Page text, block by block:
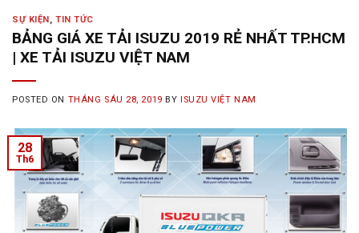
SỰ KIỆN ,TIN TỨC
BẢNG GIÁ XE TẢI ISUZU 2019 RẺ NHẤT TP.HCM
| XE TẢI ISUZU VIỆT NAM
POSTED ON THÁNG SÁU 28, 2019 BY ISUZU VIỆT NAM
28
Th6